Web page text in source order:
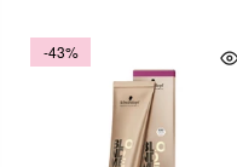
-43%